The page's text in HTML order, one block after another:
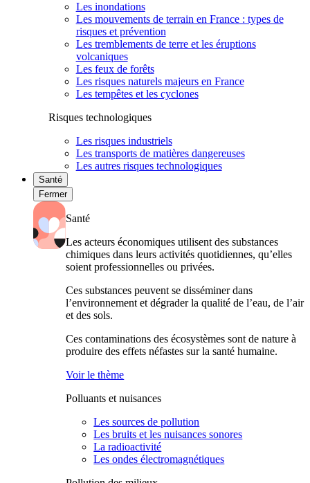
Les inondations
Les mouvements de terrain en France : types de
risques et prévention
Les tremblements de terre et les éruptions
volcaniques
Les feux de forêts
Les risques naturels majeurs en France
Les tempêtes et les cyclones
Risques technologiques
Les risques industriels
Les transports de matières dangereuses
Les autres risques technologiques
Santé
Fermer
Santé
Les acteurs économiques utilisent des substances
chimiques dans leurs activités quotidiennes, qu’elles
soient professionnelles ou privées.
Ces substances peuvent se disséminer dans
l’environnement et dégrader la qualité de l’eau, de l’air
et des sols.
Ces contaminations des écosystèmes sont de nature à
produire des effets néfastes sur la santé humaine.
Voir le thème
Polluants et nuisances
Les sources de pollution
Les bruits et les nuisances sonores
La radioactivité
Les ondes électromagnétiques